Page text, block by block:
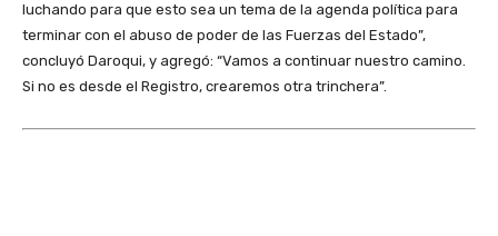
luchando para que esto sea un tema de la agenda política para
terminar con el abuso de poder de las Fuerzas del Estado”,
concluyó Daroqui, y agregó: “Vamos a continuar nuestro camino.
Si no es desde el Registro, crearemos otra trinchera”.